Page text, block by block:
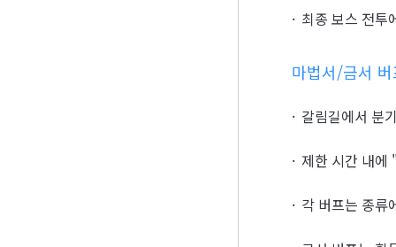
최종 보스 전투
마법서/금서
갈림길에서 분
제한 시간 내에
각 버프는 종류